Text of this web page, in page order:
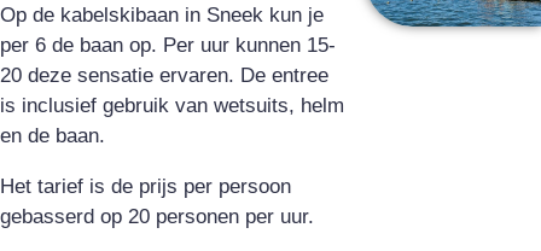
Op de kabelskibaan in Sneek kun je
per 6 de baan op. Per uur kunnen 15-
20 deze sensatie ervaren. De entree
is inclusief gebruik van wetsuits, helm
en de baan.
Het tarief is de prijs per persoon
gebasserd op 20 personen per uur.